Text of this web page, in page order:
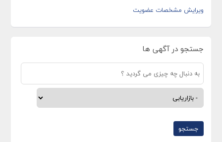
ویرایش مشخصات عضویت
جستجو در آگهی ها